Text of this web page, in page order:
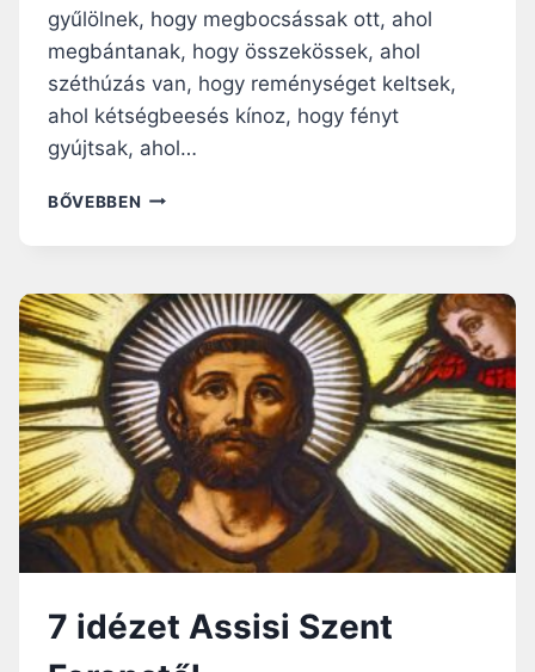
gyűlölnek, hogy megbocsássak ott, ahol
megbántanak, hogy összekössek, ahol
széthúzás van, hogy reménységet keltsek,
ahol kétségbeesés kínoz, hogy fényt
gyújtsak, ahol…
BŐVEBBEN ASSISI
7 idézet Assisi Szent